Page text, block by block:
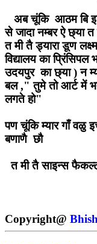
अब चूंकि आठम बि
से जादा नम्बर ऐ छ्या त
त मी तै ड्यारा डूण
विद्यालय का
उदयपुर का छ्या ) न
बल ," तुमे तो आर्ट में
लगते हो"
पण चूंकि म्यार गाँ वळु
बणाणै छौ
त मी तै साइन्स
Copyright@